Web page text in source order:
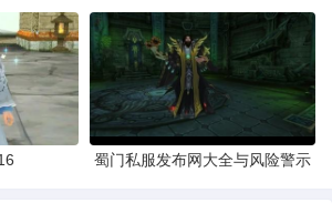
蜀门私服发布网大全与风险警示